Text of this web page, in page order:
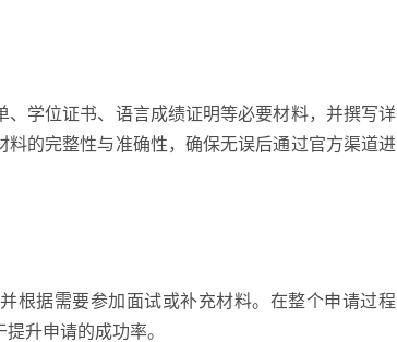
学位证书、语言成绩证明等必要材料，并撰写详
的完整性与准确性，确保无误后通过官方渠道进
据需要参加面试或补充材料。在整个申请过程
升申请的成功率。